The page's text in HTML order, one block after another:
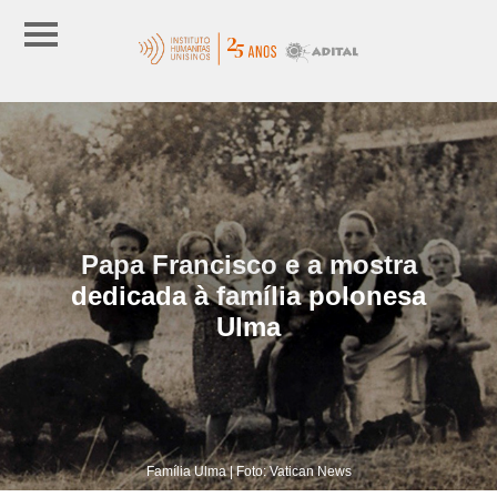
Papa Francisco e a mostra
dedicada à família polonesa
Ulma
Família Ulma | Foto: Vatican News